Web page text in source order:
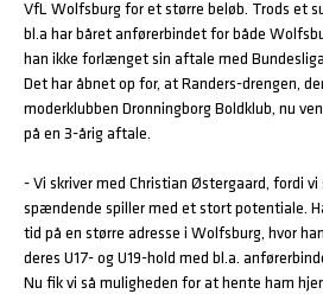
VfL Wolfsburg for et større beløb. Trods et
bl.a har båret anførerbindet for både
han ikke forlænget sin aftale med
Det har åbnet op for, at Randers-drengen,
moderklubben Dronningborg Boldklub, nu
på en 3-årig aftale.
- Vi skriver med Christian Østergaard, fordi vi
spændende spiller med et stort potentiale.
tid på en større adresse i Wolfsburg, hvor
deres U17- og U19-hold med bl.a.
Nu fik vi så muligheden for at hente ham